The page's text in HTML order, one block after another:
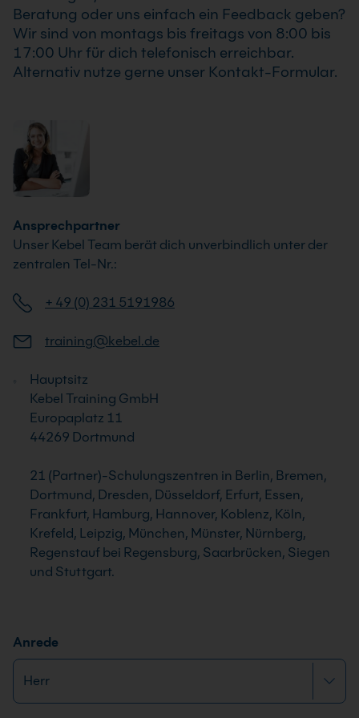
Beratung oder uns einfach ein Feedback geben?
Wir sind von montags bis freitags von 8:00 bis
17:00 Uhr für dich telefonisch erreichbar.
Alternativ nutze gerne unser Kontakt-Formular.
Ansprechpartner
Unser Kebel Team berät dich unverbindlich unter der
zentralen Tel-Nr.:
+ 49 (0) 231 5191986
training@kebel.de
Hauptsitz
Kebel Training GmbH
Europaplatz 11
44269 Dortmund
21 (Partner)-Schulungszentren in Berlin, Bremen,
Dortmund, Dresden, Düsseldorf, Erfurt, Essen,
Frankfurt, Hamburg, Hannover, Koblenz, Köln,
Krefeld, Leipzig, München, Münster, Nürnberg,
Regenstauf bei Regensburg, Saarbrücken, Siegen
und Stuttgart.
Anrede